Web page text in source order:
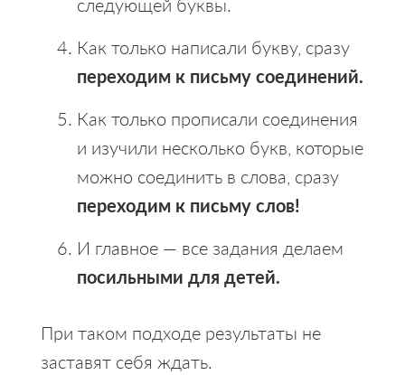
Как только написали букву, сразу
переходим к письму соединений.
Как только прописали соединения
и изучили несколько букв, которые
можно соединить в слова, сразу
переходим к письму слов!
И главное — все задания делаем
посильными для детей.
При таком подходе результаты не
заставят себя ждать.